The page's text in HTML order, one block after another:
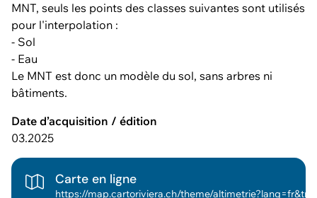
MNT, seuls les points des classes suivantes sont utilisés
pour l'interpolation :
- Sol
- Eau
Le MNT est donc un modèle du sol, sans arbres ni
bâtiments.
Date d’acquisition / édition
03.2025
Carte en ligne